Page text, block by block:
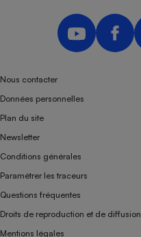
Nous contacter
Données personnelles
Plan du site
Newsletter
Conditions générales
Paramétrer les traceurs
Questions fréquentes
Droits de reproduction et de diffusion
Mentions légales